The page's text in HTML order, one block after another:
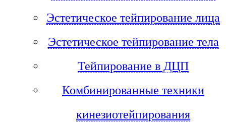
Эстетическое тейпирование лица
Эстетическое тейпирование тела
Тейпирование в ДЦП
Комбинированные техники
кинезиотейпирования